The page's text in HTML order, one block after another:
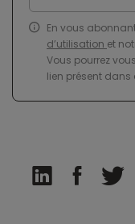
En vous
d’utilisation et
Vous pourrez
lien présent dans